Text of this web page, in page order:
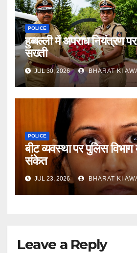
POLICE
हुब्बल्ली में अपराध नियंत्रण
सख्ती
JUL 30, 2026 BHARAT KI
POLICE
बीट व्यवस्था पर पुलिस
संकेत
JUL 23, 2026 BHARAT KI
Leave a Reply